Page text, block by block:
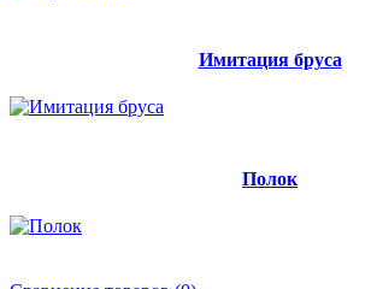
Имитация бруса
Полок